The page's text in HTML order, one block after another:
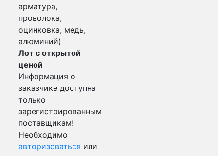
арматура,
проволока,
оцинковка, медь,
алюминий)
Лот с открытой
ценой
Информация о
заказчике доступна
только
зарегистрированным
поставщикам!
Необходимо
авторизоваться или